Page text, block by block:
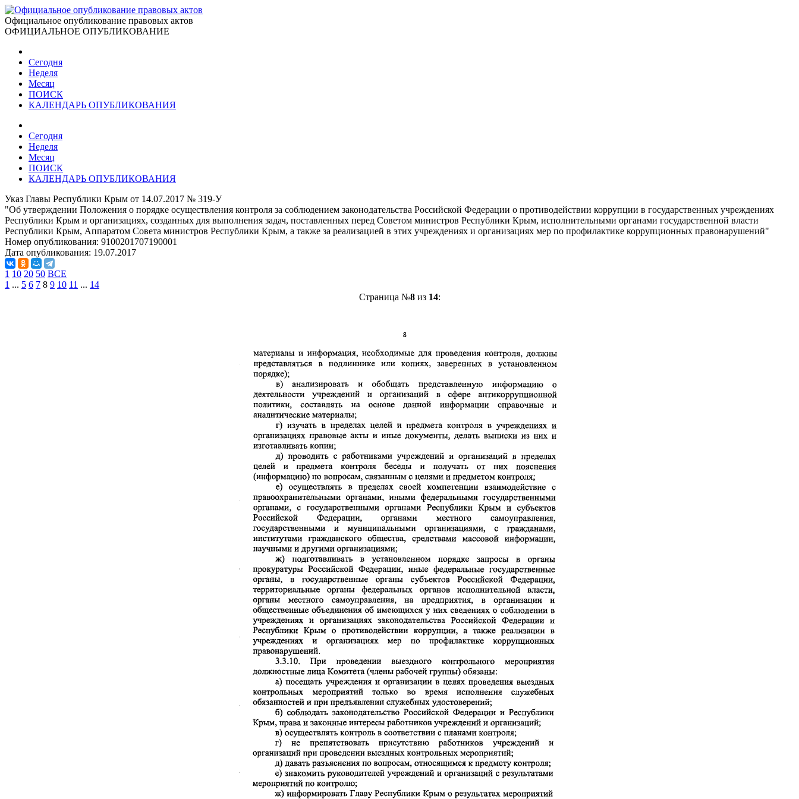
Официальное опубликование правовых актов
ОФИЦИАЛЬНОЕ ОПУБЛИКОВАНИЕ
Сегодня
Неделя
Месяц
ПОИСК
КАЛЕНДАРЬ ОПУБЛИКОВАНИЯ
Сегодня
Неделя
Месяц
ПОИСК
КАЛЕНДАРЬ ОПУБЛИКОВАНИЯ
Указ Главы Республики Крым от 14.07.2017 № 319-У
"Об утверждении Положения о порядке осуществления контроля за соблюдением законодательства Российской Федерации о противодействии коррупции в государственных учреждениях
Республики Крым и организациях, созданных для выполнения задач, поставленных перед Советом министров Республики Крым, исполнительными органами государственной власти
Республики Крым, Аппаратом Совета министров Республики Крым, а также за реализацией в этих учреждениях и организациях мер по профилактике коррупционных правонарушений"
Номер опубликования: 9100201707190001
Дата опубликования: 19.07.2017
1 10 20 50 ВСЕ
1 ... 5 6 7 8 9 10 11 ... 14
Страница №8из 14: